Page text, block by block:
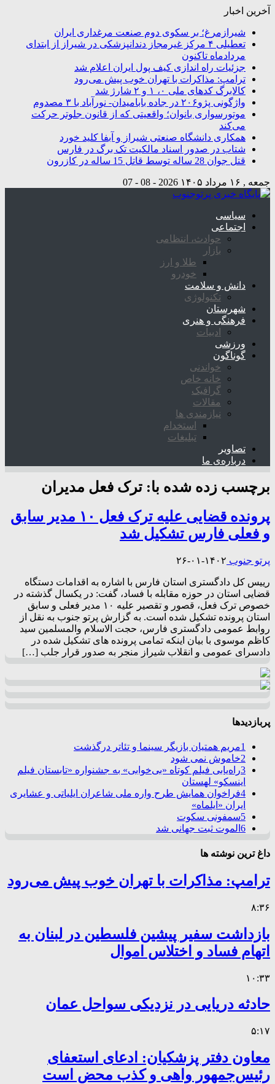
آخرین اخبار
شیرازمرغ؛ بر سکوی دوم صنعت مرغداری ایران
تعطیلی ۴ مرکز غیرمجاز دندانپزشکی در شیراز از ابتدای
مردادماه تاکنون
جزئیات راه اندازی کیف پول ایران اعلام شد
ترامپ: مذاکرات با تهران خوب پیش می‌رود
کالابرگ کدهای ملی ۰، ۱ و ۲ شارژ شد
واژگونی پژو۲۰۶ در جاده بابامیدان- نورآباد با ۳ مصدوم
موتورسواری بانوان؛ واقعیتی که از قانون جلوتر حرکت
می‌کند
همکاری دانشگاه صنعتی شیراز و آبفا کلید خورد
شتاب در صدور اسناد مالکیت تک برگ در فارس
قتل جوان 28 ساله توسط قاتل 15 ساله در کازرون
جمعه , ۱۶ مرداد ۱۴۰۵ 2026 - 08 - 07
سیاسی
اجتماعی
حوادث، انتظامی
بازار
طلا و ارز
خودرو
دانش و سلامت
تکنولوژی
شهرستان
فرهنگی و هنری
ادبیات
ورزشی
گوناگون
خواندنی
خانه خاص
گرافیک
مقالات
نیازمندی ها
استخدام
تبلیغات
تصاویر
درباره‌ی ما
برچسب زده شده با: ترک فعل مدیران
پرونده قضایی علیه ترک فعل ۱۰ مدیر سابق
و فعلی فارس تشکیل شد
پرتو جنوب ۱۴۰۲-۰۱-۲۶
رییس کل دادگستری استان فارس با اشاره به اقدامات دستگاه
قضایی استان در حوزه مقابله با فساد، گفت: در یکسال گذشته در
خصوص ترک فعل، قصور و تقصیر علیه ۱۰ مدیر فعلی و سابق
استان پرونده تشکیل شده است. به گزارش پرتو جنوب به نقل از
روابط عمومی دادگستری فارس، حجت الاسلام والمسلمین سید
کاظم موسوی با بیان اینکه تمامی پرونده های تشکیل شده در
دادسرای عمومی و انقلاب شیراز منجر به صدور قرار جلب […]
پربازدیدها
1مریم همتیان بازیگر سینما و تئاتر درگذشت
2خاموش نمی شود
3راه‌یابی فیلم کوتاه «بی‌خوابی» به جشنواره «تابستان فیلم
اینسکو» لهستان
4فراخوان همایش طرح واره ملی شاعران ایلیاتی و عشایری
ایران «ایلماه»
5سمفونی سکوت
6 الموت ثبت جهانی شد
داغ ترین نوشته ها
ترامپ: مذاکرات با تهران خوب پیش می‌رود
۸:۳۶
بازداشت سفیر پیشین فلسطین در لبنان به
اتهام فساد و اختلاس اموال
۱۰:۳۳
حادثه دریایی در نزدیکی سواحل عمان
۵:۱۷
معاون دفتر پزشکیان: ادعای استعفای
رئیس‌جمهور واهی و کذب محض است